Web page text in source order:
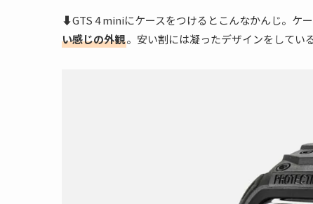
⬇GTS 4 miniにケースをつけるとこんなかんじ。ケ
い感じの外観。安い割には凝ったデザインをしてい